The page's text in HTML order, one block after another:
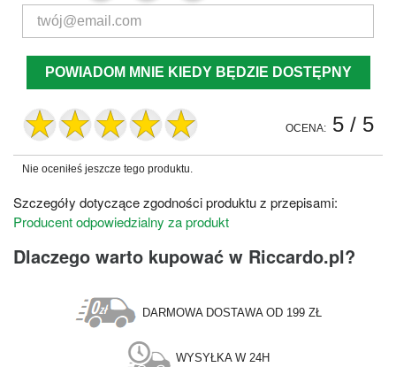
POWIADOM MNIE KIEDY BĘDZIE DOSTĘPNY
OCENA: 5 / 5
Nie oceniłeś jeszcze tego produktu.
Szczegóły dotyczące zgodności produktu z przepisami:
Producent odpowiedzialny za produkt
Dlaczego warto kupować w Riccardo.pl?
DARMOWA DOSTAWA OD 199 ZŁ
WYSYŁKA W 24H